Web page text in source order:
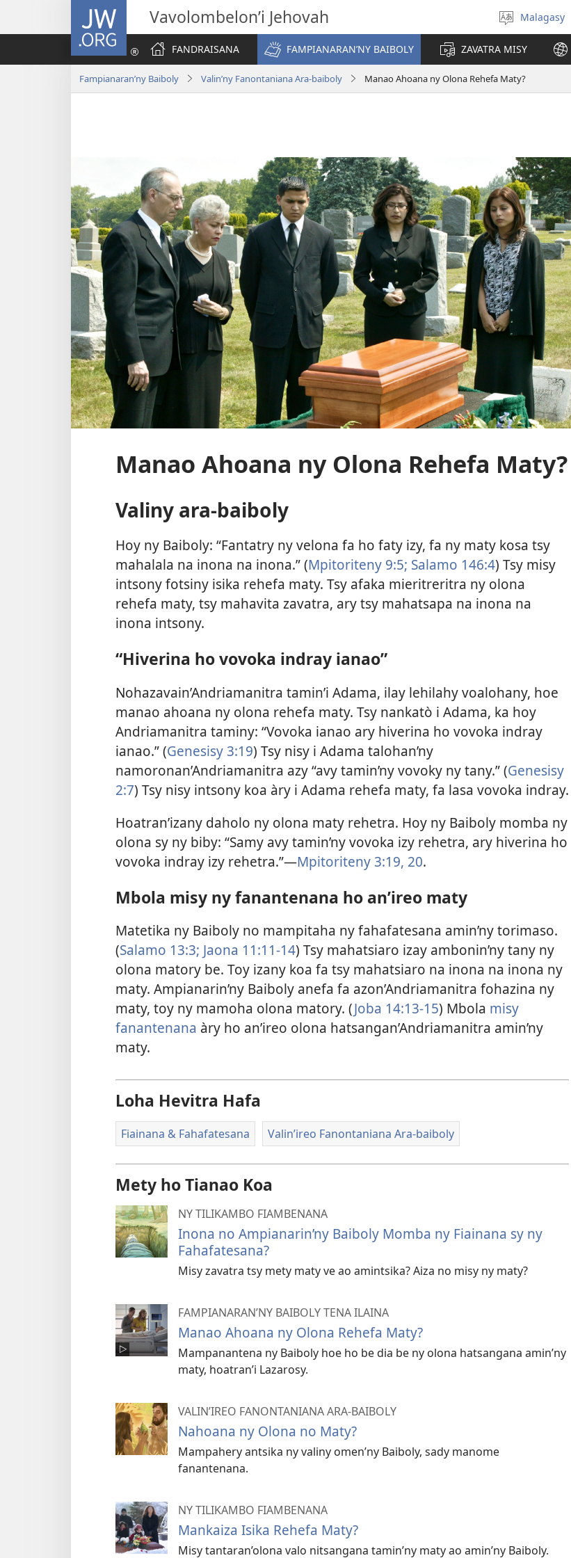
JW.ORG Vavolombelon’i Jehovah
Hifidy
fiteny
Malagasy
FANDRAISANA
FAMPIANARAN’NY BAIBOLY ZAVATRA MISY
Fampianaran’ny Baiboly Valin’ny Fanontaniana Ara-baiboly Manao Ahoana ny Olona Rehefa Maty?
Manao Ahoana ny Olona Rehefa Maty?
Valiny ara-baiboly
Hoy ny Baiboly: “Fantatry ny velona fa ho faty izy, fa ny maty kosa tsy
mahalala na inona na inona.” (Mpitoriteny 9:5; Salamo 146:4) Tsy misy
intsony fotsiny isika rehefa maty. Tsy afaka mieritreritra ny olona
rehefa maty, tsy mahavita zavatra, ary tsy mahatsapa na inona na
inona intsony.
“Hiverina ho vovoka indray ianao”
Nohazavain’Andriamanitra tamin’i Adama, ilay lehilahy voalohany, hoe
manao ahoana ny olona rehefa maty. Tsy nankatò i Adama, ka hoy
Andriamanitra taminy: “Vovoka ianao ary hiverina ho vovoka indray
ianao.” (Genesisy 3:19) Tsy nisy i Adama talohan’ny
namoronan’Andriamanitra azy “avy tamin’ny vovoky ny tany.” (Genesisy
2:7) Tsy nisy intsony koa àry i Adama rehefa maty, fa lasa vovoka indray.
Hoatran’izany daholo ny olona maty rehetra. Hoy ny Baiboly momba ny
olona sy ny biby: “Samy avy tamin’ny vovoka izy rehetra, ary hiverina ho
vovoka indray izy rehetra.”—Mpitoriteny 3:19, 20.
Mbola misy ny fanantenana ho an’ireo maty
Matetika ny Baiboly no mampitaha ny fahafatesana amin’ny torimaso.
(Salamo 13:3; Jaona 11:11-14) Tsy mahatsiaro izay ambonin’ny tany ny
olona matory be. Toy izany koa fa tsy mahatsiaro na inona na inona ny
maty. Ampianarin’ny Baiboly anefa fa azon’Andriamanitra fohazina ny
maty, toy ny mamoha olona matory. (Joba 14:13-15) Mbola misy
fanantenana àry ho an’ireo olona hatsangan’Andriamanitra amin’ny
maty.
Loha Hevitra Hafa
Fiainana & Fahafatesana Valin’ireo Fanontaniana Ara-baiboly
Mety ho Tianao Koa
NY TILIKAMBO FIAMBENANA
Inona no Ampianarin’ny Baiboly Momba ny Fiainana sy ny
Fahafatesana?
Misy zavatra tsy mety maty ve ao amintsika? Aiza no misy ny maty?
FAMPIANARAN’NY BAIBOLY TENA ILAINA
Manao Ahoana ny Olona Rehefa Maty?
Mampanantena ny Baiboly hoe ho be dia be ny olona hatsangana amin’ny
maty, hoatran’i Lazarosy.
VALIN’IREO FANONTANIANA ARA-BAIBOLY
Nahoana ny Olona no Maty?
Mampahery antsika ny valiny omen’ny Baiboly, sady manome
fanantenana.
NY TILIKAMBO FIAMBENANA
Mankaiza Isika Rehefa Maty?
Misy tantaran’olona valo nitsangana tamin’ny maty ao amin’ny Baiboly.